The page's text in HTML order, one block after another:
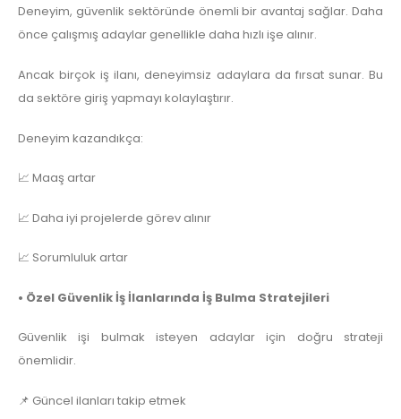
Deneyim, güvenlik sektöründe önemli bir avantaj sağlar. Daha
önce çalışmış adaylar genellikle daha hızlı işe alınır.
Ancak birçok iş ilanı, deneyimsiz adaylara da fırsat sunar. Bu
da sektöre giriş yapmayı kolaylaştırır.
Deneyim kazandıkça:
📈 Maaş artar
📈 Daha iyi projelerde görev alınır
📈 Sorumluluk artar
• Özel Güvenlik İş İlanlarında İş Bulma Stratejileri
Güvenlik işi bulmak isteyen adaylar için doğru strateji
önemlidir.
📌 Güncel ilanları takip etmek